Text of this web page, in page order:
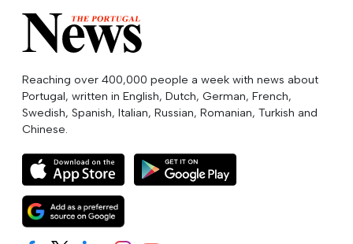
Reaching over 400,000 people a week with news about
Portugal, written in English, Dutch, German, French,
Swedish, Spanish, Italian, Russian, Romanian, Turkish and
Chinese.